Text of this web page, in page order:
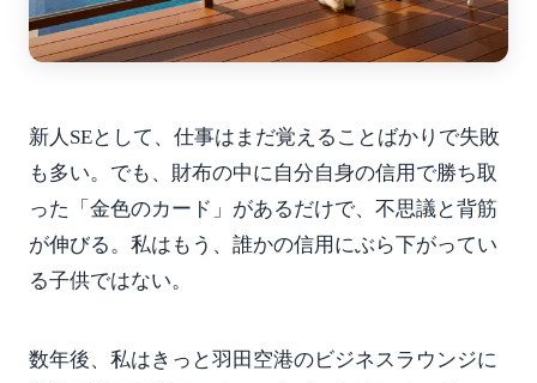
新人SEとして、仕事はまだ覚えることばかりで失敗
も多い。でも、財布の中に自分自身の信用で勝ち取
った「金色のカード」があるだけで、不思議と背筋
が伸びる。私はもう、誰かの信用にぶら下がってい
る子供ではない。
数年後、私はきっと羽田空港のビジネスラウンジに